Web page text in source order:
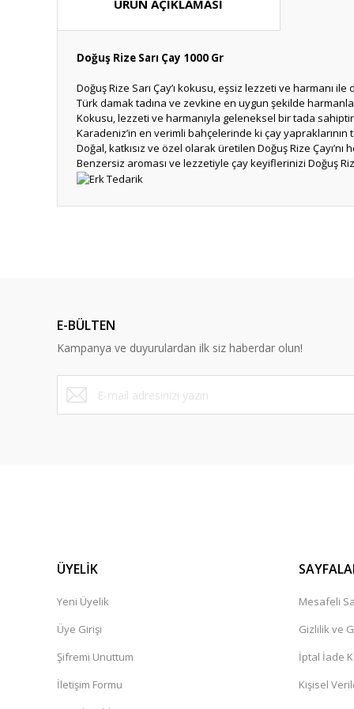
ÜRÜN AÇIKLAMASI
Doğuş Rize Sarı Çay 1000 Gr
Doğuş Rize Sarı Çay’ı kokusu, eşsiz lezzeti ve harmanı
Türk damak tadına ve zevkine en uygun şekilde
Kokusu, lezzeti ve harmanıyla geleneksel bir tada
Karadeniz’in en verimli bahçelerinde ki çay
Doğal, katkısız ve özel olarak üretilen Doğuş Rize
Benzersiz aroması ve lezzetiyle çay keyiflerinizi Doğuş
Ürün bilgilerinde hatalar bulunuyor.
Ürün fiyatı diğer sitelerden daha pahalı.
Bu ürüne benzer farklı alternatifler olmalı.
E-BÜLTEN
Kampanya ve duyurulardan ilk siz haberdar olun!
ÜYELİK
Yeni Üyelik
Üye Girişi
Şifremi Unuttum
İletişim Formu
Mesafeli
Gizlilik ve
İptal İade
Kişisel